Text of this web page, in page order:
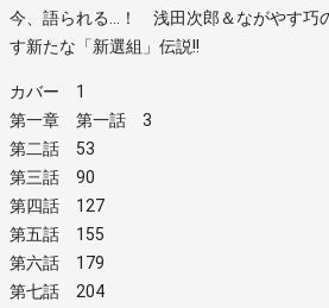
今、語られる…！ 浅田次郎＆ながやす巧
す新たな「新選組」伝説!!
カバー 1
第一章 第一話 3
第二話 53
第三話 90
第四話 127
第五話 155
第六話 179
第七話 204